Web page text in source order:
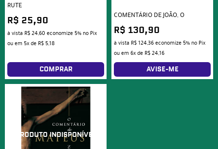
RUTE
R$ 25,90
à vista R$ 24,60 economize 5% no Pix
ou em 5xde R$ 5,18
COMPRAR
COMENTÁRIO DE JOÃO, O
R$ 130,90
à vista R$ 124,36economize 5% no Pix
ou em 6xde R$ 24,16
AVISE-ME